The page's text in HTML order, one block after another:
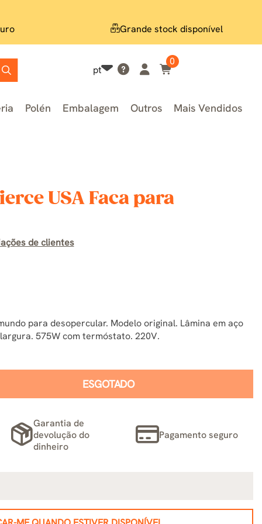
Grande stock disponível
pt
0
Polén Embalagem Outros Mais Vendidos
USA Faca para
de clientes
para desopercular. Modelo original. Lâmina em aço
575W com termóstato. 220V.
ESGOTADO
Garantia de
devolução do
dinheiro
Pagamento seguro